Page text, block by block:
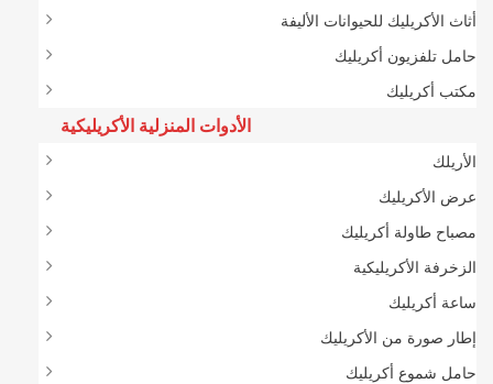
أثاث الأكريليك للحيوانات الأليفة
حامل تلفزيون أكريليك
مكتب أكريليك
الأدوات المنزلية الأكريليكية
الأريلك
عرض الأكريليك
مصباح طاولة أكريليك
الزخرفة الأكريليكية
ساعة أكريليك
إطار صورة من الأكريليك
حامل شموع أكريليك